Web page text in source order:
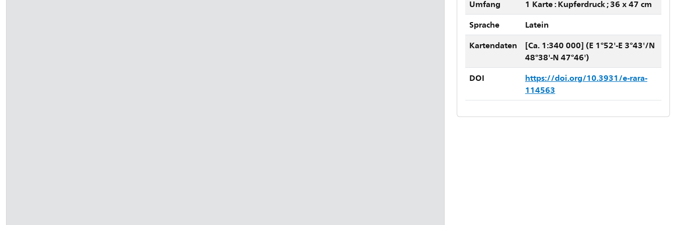
Umfang
1 Karte : Kupferdruck ; 36 x 47 cm
Sprache
Latein
Kartendaten
[Ca. 1:340 000] (E 1°52'-E 3°43'/N
48°38'-N 47°46')
DOI
https://doi.org/10.3931/e-rara-
114563